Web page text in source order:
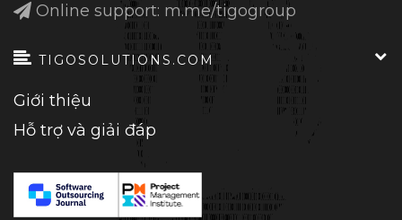
Online support: m.me/tigogroup
TIGOSOLUTIONS.COM
Giới thiệu
Hỗ trợ và giải đáp